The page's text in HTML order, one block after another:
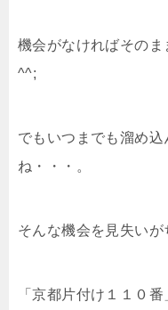
機会がなければその
^^;
でもいつまでも溜め
ね・・・。
そんな機会を見失いが
「京都片付け１１０